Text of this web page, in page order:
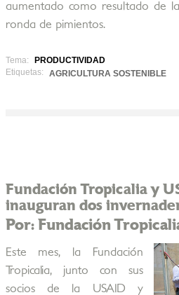
aumentado como resultado de
ronda de pimientos.
Tema:
PRODUCTIVIDAD
Etiquetas:
AGRICULTURA SOSTENIBLE
Fundación Tropicalia y
inauguran dos
Por: Fundación
Este mes, la Fundación
Tropicalia, junto con sus
socios de la USAID y